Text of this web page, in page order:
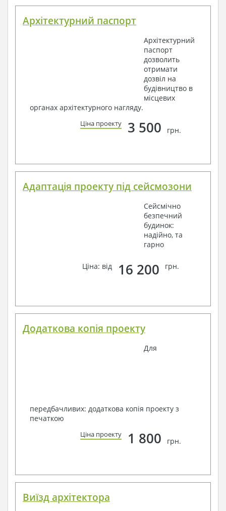
Архітектурний паспорт
Архітектурний
паспорт
дозволить
отримати
дозвіл на
будівництво в
місцевих
органах архітектурного нагляду.
Ціна проекту 3 500 грн.
Адаптація проекту під сейсмозони
Сейсмічно
безпечний
будинок:
надійно, та
гарно
Ціна: від 16 200 грн.
Додаткова копія проекту
Для
передбачливих: додаткова копія проекту з
печаткою
Ціна проекту 1 800 грн.
Виїзд архітектора